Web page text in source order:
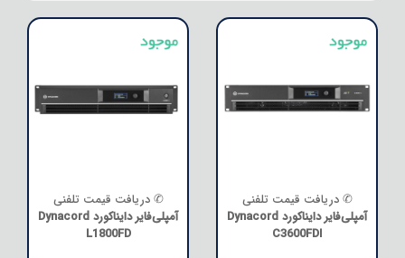
✆ دریافت قیمت تلفنی
آمپلی‌فایر دایناکورد Dynacord
C3600FDI
✆ دریافت قیمت تلفنی
آمپلی‌فایر دایناکورد Dynacord
L1800FD